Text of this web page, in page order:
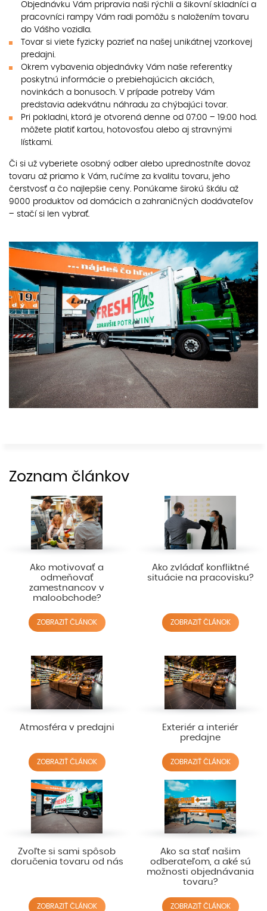
Objednávku Vám pripravia naši rýchli a šikovní skladníci a
pracovníci rampy Vám radi pomôžu s naložením tovaru
do Vášho vozidla.
Tovar si viete fyzicky pozrieť na našej unikátnej vzorkovej
predajni.
Okrem vybavenia objednávky Vám naše referentky
poskytnú informácie o prebiehajúcich akciách,
novinkách a bonusoch. V prípade potreby Vám
predstavia adekvátnu náhradu za chýbajúci tovar.
Pri pokladni, ktorá je otvorená denne od 07:00 – 19:00 hod.
môžete platiť kartou, hotovosťou alebo aj stravnými
lístkami.
Či si už vyberiete osobný odber alebo uprednostníte dovoz
tovaru až priamo k Vám, ručíme za kvalitu tovaru, jeho
čerstvosť a čo najlepšie ceny. Ponúkame širokú škálu až
9000 produktov od domácich a zahraničných dodávateľov
– stačí si len vybrať.
Zoznam článkov
Ako motivovať a
odmeňovať
zamestnancov v
maloobchode?
ZOBRAZIŤ ČLÁNOK
Ako zvládať konfliktné
situácie na pracovisku?
ZOBRAZIŤ ČLÁNOK
Atmosféra v predajni
ZOBRAZIŤ ČLÁNOK
Exteriér a interiér
predajne
ZOBRAZIŤ ČLÁNOK
Zvoľte si sami spôsob
doručenia tovaru od nás
ZOBRAZIŤ ČLÁNOK
Ako sa stať našim
odberateľom, a aké sú
možnosti objednávania
tovaru?
ZOBRAZIŤ ČLÁNOK